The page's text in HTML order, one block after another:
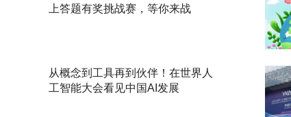
上答题有奖挑战赛，等你来战
从概念到工具再到伙伴！在世界人
工智能大会看见中国AI发展